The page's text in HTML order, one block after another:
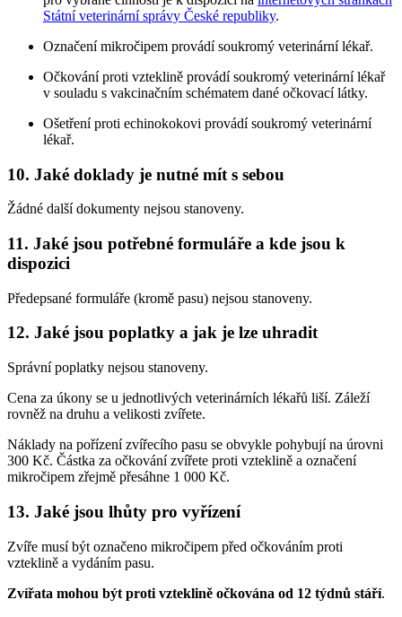
Státní veterinární správy České republiky.
Označení mikročipem provádí soukromý veterinární lékař.
Očkování proti vzteklině provádí soukromý veterinární lékař
v souladu s vakcinačním schématem dané očkovací látky.
Ošetření proti echinokokovi provádí soukromý veterinární
lékař.
10. Jaké doklady je nutné mít s sebou
Žádné další dokumenty nejsou stanoveny.
11. Jaké jsou potřebné formuláře a kde jsou k
dispozici
Předepsané formuláře (kromě pasu) nejsou stanoveny.
12. Jaké jsou poplatky a jak je lze uhradit
Správní poplatky nejsou stanoveny.
Cena za úkony se u jednotlivých veterinárních lékařů liší. Záleží
rovněž na druhu a velikosti zvířete.
Náklady na pořízení zvířecího pasu se obvykle pohybují na úrovni
300 Kč. Částka za očkování zvířete proti vzteklině a označení
mikročipem zřejmě přesáhne 1 000 Kč.
13. Jaké jsou lhůty pro vyřízení
Zvíře musí být označeno mikročipem před očkováním proti
vzteklině a vydáním pasu.
Zvířata mohou být proti vzteklině očkována od 12 týdnů stáří.